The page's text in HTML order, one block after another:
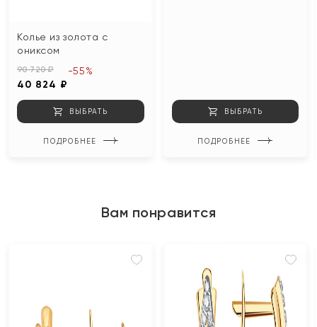
Колье из золота с
ониксом
90 720 ₽
40 824 ₽
-55%
ВЫБРАТЬ
ПОДРОБНЕЕ
ВЫБРАТЬ
ПОДРОБНЕЕ
Вам понравится